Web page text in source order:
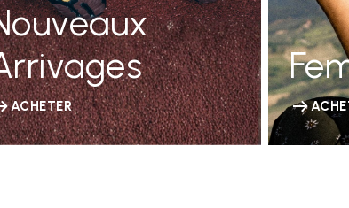
ACHETER